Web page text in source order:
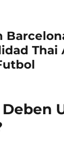
Thai